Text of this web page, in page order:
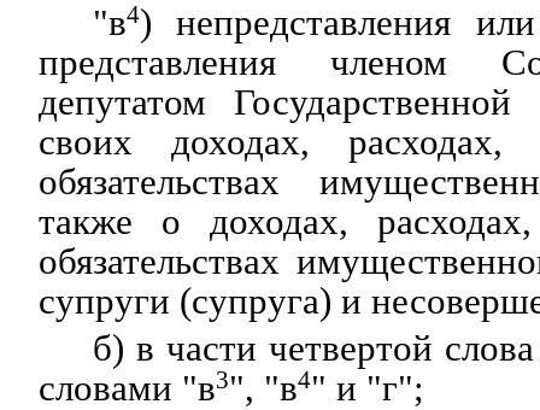
"в4) непредставления
представления членом
депутатом
своих доходах,
обязательствах
также о доходах,
обязательствах
супруги (супруга) и
б) в части четвертой
словами "в3", "в4" и "г";